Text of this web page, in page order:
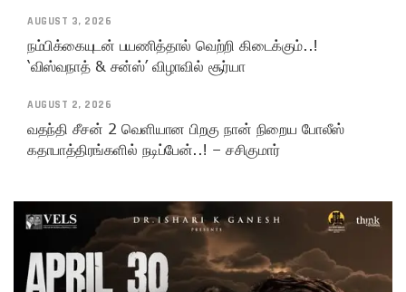
AUGUST 3, 2026
நம்பிக்கையுடன் பயணித்தால் வெற்றி கிடைக்கும்..!
‘விஸ்வநாத் & சன்ஸ்’ விழாவில் சூர்யா
AUGUST 2, 2026
வதந்தி சீசன் 2 வெளியான பிறகு நான் நிறைய போலீஸ்
கதாபாத்திரங்களில் நடிப்பேன்..! – சசிகுமார்